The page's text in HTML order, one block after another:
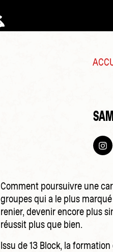
Comment poursuivre une
groupes qui a le plus
renier, devenir encore plus
réussit plus que bien.
Issu de 13 Block, la